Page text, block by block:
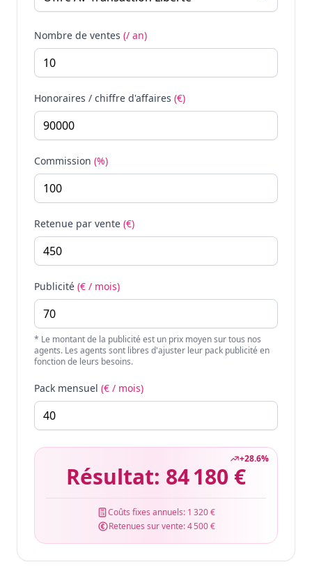
Nombre de ventes (/ an)
Honoraires / chiffre d'affaires (€)
Commission (%)
Retenue par vente (€)
Publicité (€ / mois)
* Le montant de la publicité est un prix moyen sur tous nos
agents. Les agents sont libres d'ajuster leur pack publicité en
fonction de leurs besoins.
Pack mensuel (€ / mois)
+28.6%
Résultat: 84 180 €
Coûts fixes annuels: 1 320 €
Retenues sur vente:4 500 €